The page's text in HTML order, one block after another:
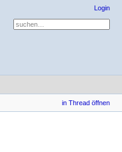
Login
in Thread öffnen